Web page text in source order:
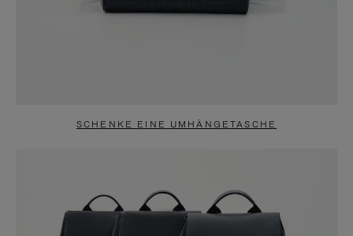
SCHENKE EINE UMHÄNGETASCHE